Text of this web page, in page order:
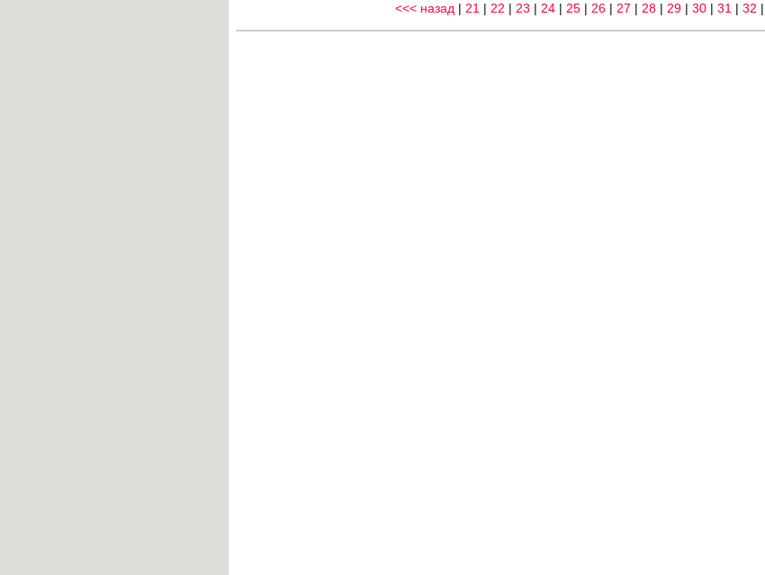
<<< назад | 21 | 22 | 23 | 24| 25| 26| 27 | 28| 29| 30| 31 | 32 |